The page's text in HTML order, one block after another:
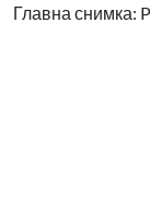
Главна снимка: